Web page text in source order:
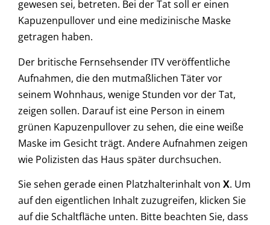
gewesen sei, betreten. Bei der Tat soll er einen
Kapuzenpullover und eine medizinische Maske
getragen haben.
Der britische Fernsehsender ITV veröffentliche
Aufnahmen, die den mutmaßlichen Täter vor
seinem Wohnhaus, wenige Stunden vor der Tat,
zeigen sollen. Darauf ist eine Person in einem
grünen Kapuzenpullover zu sehen, die eine weiße
Maske im Gesicht trägt. Andere Aufnahmen zeigen
wie Polizisten das Haus später durchsuchen.
Sie sehen gerade einen Platzhalterinhalt von X. Um
auf den eigentlichen Inhalt zuzugreifen, klicken Sie
auf die Schaltfläche unten. Bitte beachten Sie, dass